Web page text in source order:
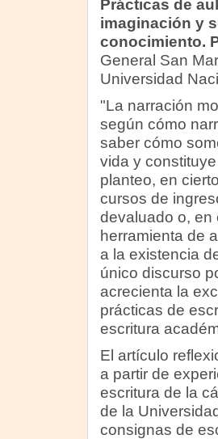
Prácticas de
imaginación y
conocimiento.
General San
Universidad
"La narración
según cómo
saber cómo
vida y
planteo, en
cursos de
devaluado o, en
herramienta de
a la existencia
único discurso
acrecienta la
prácticas de
escritura
El artículo
a partir de
escritura de la
de la
consignas de